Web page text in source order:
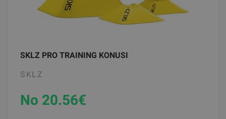
SKLZ PRO TRAINING KONUSI
SKLZ
No 20.56€